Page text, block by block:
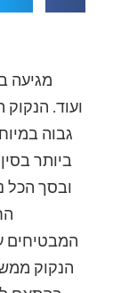
מגיעה
ועוד.
גבוה
ביותר
ובסך הכל
המבטיחים
הנקוק